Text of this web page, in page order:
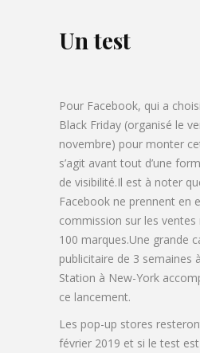
Un test
Pour Facebook, qui a
Black Friday (organisé le
novembre) pour monter
s’agit avant tout d’une
de visibilité.Il est à noter
Facebook ne prennent en
commission sur les ventes
100 marques.Une grande
publicitaire de 3 semaines
Station à New-York
ce lancement.
Les pop-up stores
février 2019 et si le test